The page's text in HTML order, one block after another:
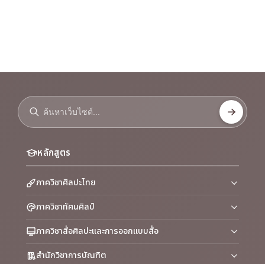
หลักสูตร
ภาควิชาศิลปะไทย
ภาควิชาทัศนศิลป์
ภาควิชาสื่อศิลปะและการออกแบบสื่อ
สำนักวิชาการบัณฑิต